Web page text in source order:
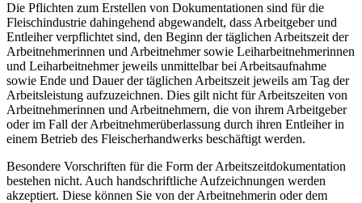
Die Pflichten zum Erstellen von Dokumentationen sind für die
Fleischindustrie dahingehend abgewandelt, dass Arbeitgeber und
Entleiher verpflichtet sind, den Beginn der täglichen Arbeitszeit der
Arbeitnehmerinnen und Arbeitnehmer sowie Leiharbeitnehmerinnen
und Leiharbeitnehmer jeweils unmittelbar bei Arbeitsaufnahme
sowie Ende und Dauer der täglichen Arbeitszeit jeweils am Tag der
Arbeitsleistung aufzuzeichnen. Dies gilt nicht für Arbeitszeiten von
Arbeitnehmerinnen und Arbeitnehmern, die von ihrem Arbeitgeber
oder im Fall der Arbeitnehmerüberlassung durch ihren Entleiher in
einem Betrieb des Fleischerhandwerks beschäftigt werden.
Besondere Vorschriften für die Form der Arbeitszeitdokumentation
bestehen nicht. Auch handschriftliche Aufzeichnungen werden
akzeptiert. Diese können Sie von der Arbeitnehmerin oder dem